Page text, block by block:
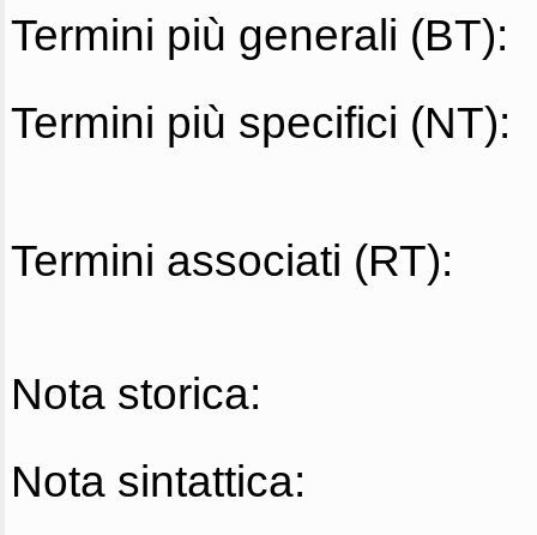
Termini più generali (BT):
Termini più specifici (NT):
Termini associati (RT):
Nota storica:
Nota sintattica: